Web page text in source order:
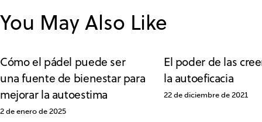
You May Also Like
Cómo el pádel puede ser
una fuente de bienestar para
mejorar la autoestima
2 de enero de 2025
El poder de las
la autoeficacia
22 de diciembre de 2021